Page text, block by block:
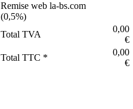
Remise web la-bs.com
(0,5%)
Total TVA
0,00
€
Total TTC *
0,00
€